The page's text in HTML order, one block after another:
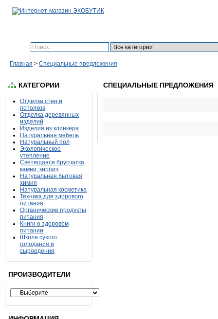
Главная > Специальные предложения
КАТЕГОРИИ
Отделка стен и
потолков
Отделка деревянных
изделий
Изделия из клинкера
Натуральная мебель
Натуральный пол
Экологическое
утепление
Светящаяся брусчатка,
камни, кирпич
Натуральная бытовая
химия
Натуральная косметика
Техника для здорового
питания
Органические продукты
питания
Книги о здоровом
питании
Школа сухого
голодания и
сыроедения
ПРОИЗВОДИТЕЛИ
СПЕЦИАЛЬНЫЕ ПРЕДЛОЖЕНИЯ